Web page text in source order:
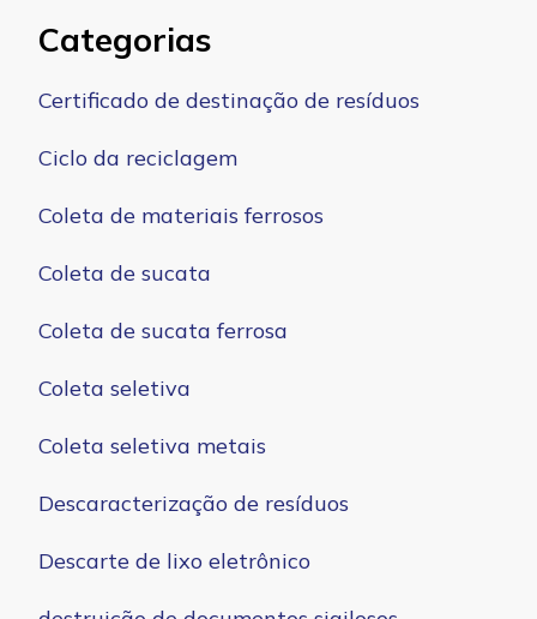
Categorias
Certificado de destinação de resíduos
Ciclo da reciclagem
Coleta de materiais ferrosos
Coleta de sucata
Coleta de sucata ferrosa
Coleta seletiva
Coleta seletiva metais
Descaracterização de resíduos
Descarte de lixo eletrônico